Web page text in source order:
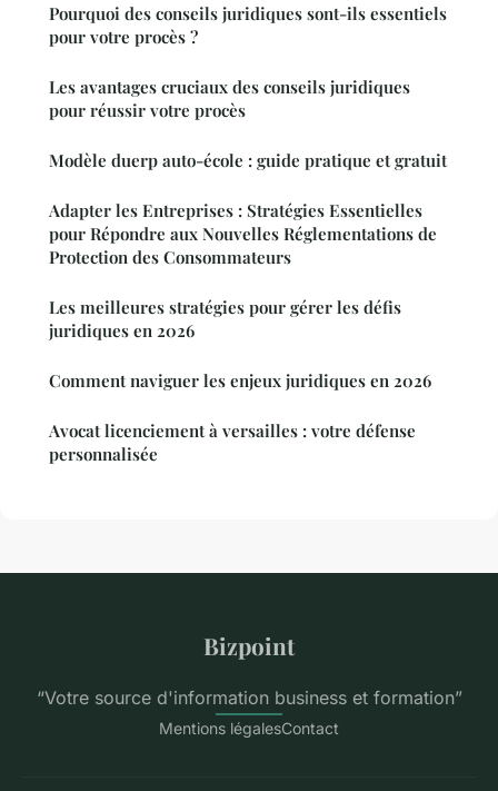
Pourquoi des conseils juridiques sont-ils essentiels
pour votre procès ?
Les avantages cruciaux des conseils juridiques
pour réussir votre procès
Modèle duerp auto-école : guide pratique et gratuit
Adapter les Entreprises : Stratégies Essentielles
pour Répondre aux Nouvelles Réglementations de
Protection des Consommateurs
Les meilleures stratégies pour gérer les défis
juridiques en 2026
Comment naviguer les enjeux juridiques en 2026
Avocat licenciement à versailles : votre défense
personnalisée
Bizpoint
“Votre source d'information business et formation”
Mentions légalesContact